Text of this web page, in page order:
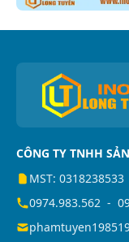
CÔNG TY TNHH
MST: 0318238533
0974.983.562 -